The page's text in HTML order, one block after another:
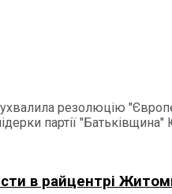
резолюцію
партії
в райцентрі